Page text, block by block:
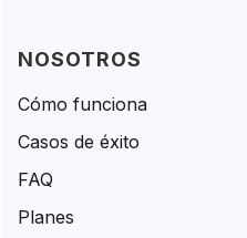
NOSOTROS
Cómo funciona
Casos de éxito
FAQ
Planes